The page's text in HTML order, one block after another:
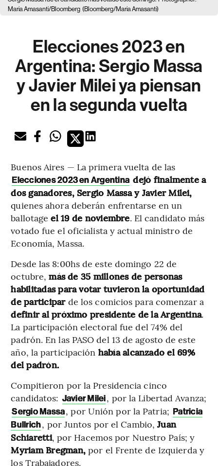
Maria Amasanti/Bloomberg (Bloomberg/Maria Amasanti)
Elecciones 2023 en
Argentina: Sergio Massa
y Javier Milei ya piensan
en la segunda vuelta
Buenos Aires — La primera vuelta de las
Elecciones 2023 en Argentina dejó finalmente a
dos ganadores, Sergio Massa y Javier Milei,
quienes ahora deberán enfrentarse en un
ballotageel 19 de noviembre. El candidato más
votado fue el oficialista y actual ministro de
Economía, Massa.
Desde las 8:00hs de este domingo 22 de
octubre,más de 35 millones de personas
habilitadas para votar tuvieron la oportunidad
de participar de los comicios para comenzar a
definir al próximo presidente de la Argentina.
La participación electoral fue del 74% del
padrón. En las PASO del 13 de agosto de este
año, la participación había alcanzado el 69%
del padrón.
Compitieron por la Presidencia cinco
candidatos: Javier Milei, por la Libertad Avanza;
Sergio Massa, por Unión por la Patria; Patricia
Bullrich, por Juntos por el Cambio,Juan
Schiaretti, por Hacemos por Nuestro País; y
Myriam Bregman, por el Frente de Izquierda y
los Trabajadores.